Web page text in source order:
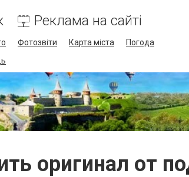
Реклама на сайті
Фотозвіти Карта міста
Погода
оригинал от